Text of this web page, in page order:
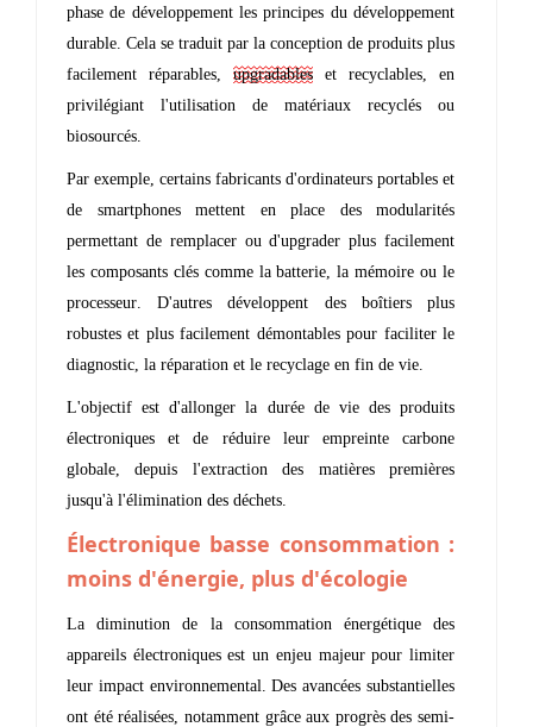
phase de développement les principes du développement
durable. Cela se traduit par la conception de produits plus
facilement réparables, upgradables et recyclables, en
privilégiant l'utilisation de matériaux recyclés ou
biosourcés.
Par exemple, certains fabricants d'ordinateurs portables et
de smartphones mettent en place des modularités
permettant de remplacer ou d'upgrader plus facilement
les composants clés comme la batterie, la mémoire ou le
processeur. D'autres développent des boîtiers plus
robustes et plus facilement démontables pour faciliter le
diagnostic, la réparation et le recyclage en fin de vie.
L'objectif est d'allonger la durée de vie des produits
électroniques et de réduire leur empreinte carbone
globale, depuis l'extraction des matières premières
jusqu'à l'élimination des déchets.
Électronique basse consommation :
moins d'énergie, plus d'écologie
La diminution de la consommation énergétique des
appareils électroniques est un enjeu majeur pour limiter
leur impact environnemental. Des avancées substantielles
ont été réalisées, notamment grâce aux progrès des semi-